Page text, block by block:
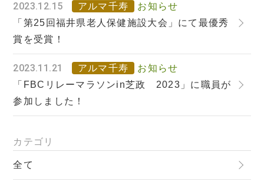
2023.12.15 アルマ千寿
お知らせ
「第25回福井県老人保健施設大会」にて最優秀
賞を受賞！
2023.11.21 アルマ千寿
お知らせ
「FBCリレーマラソンin芝政 2023」に職員が
参加しました！
カテゴリ
全て